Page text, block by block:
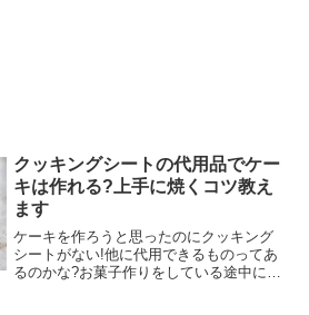
クッキングシートの代用品でケー
キは作れる?上手に焼くコツ教え
ます
ケーキを作ろうと思ったのにクッキング
シートがない!他に代用できるものってあ
るのかな?お菓子作りをしている途中に、